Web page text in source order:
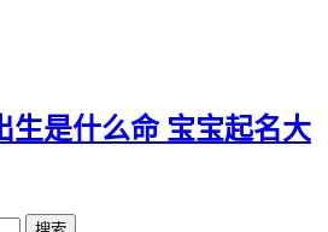
生是什么命 宝宝起名大